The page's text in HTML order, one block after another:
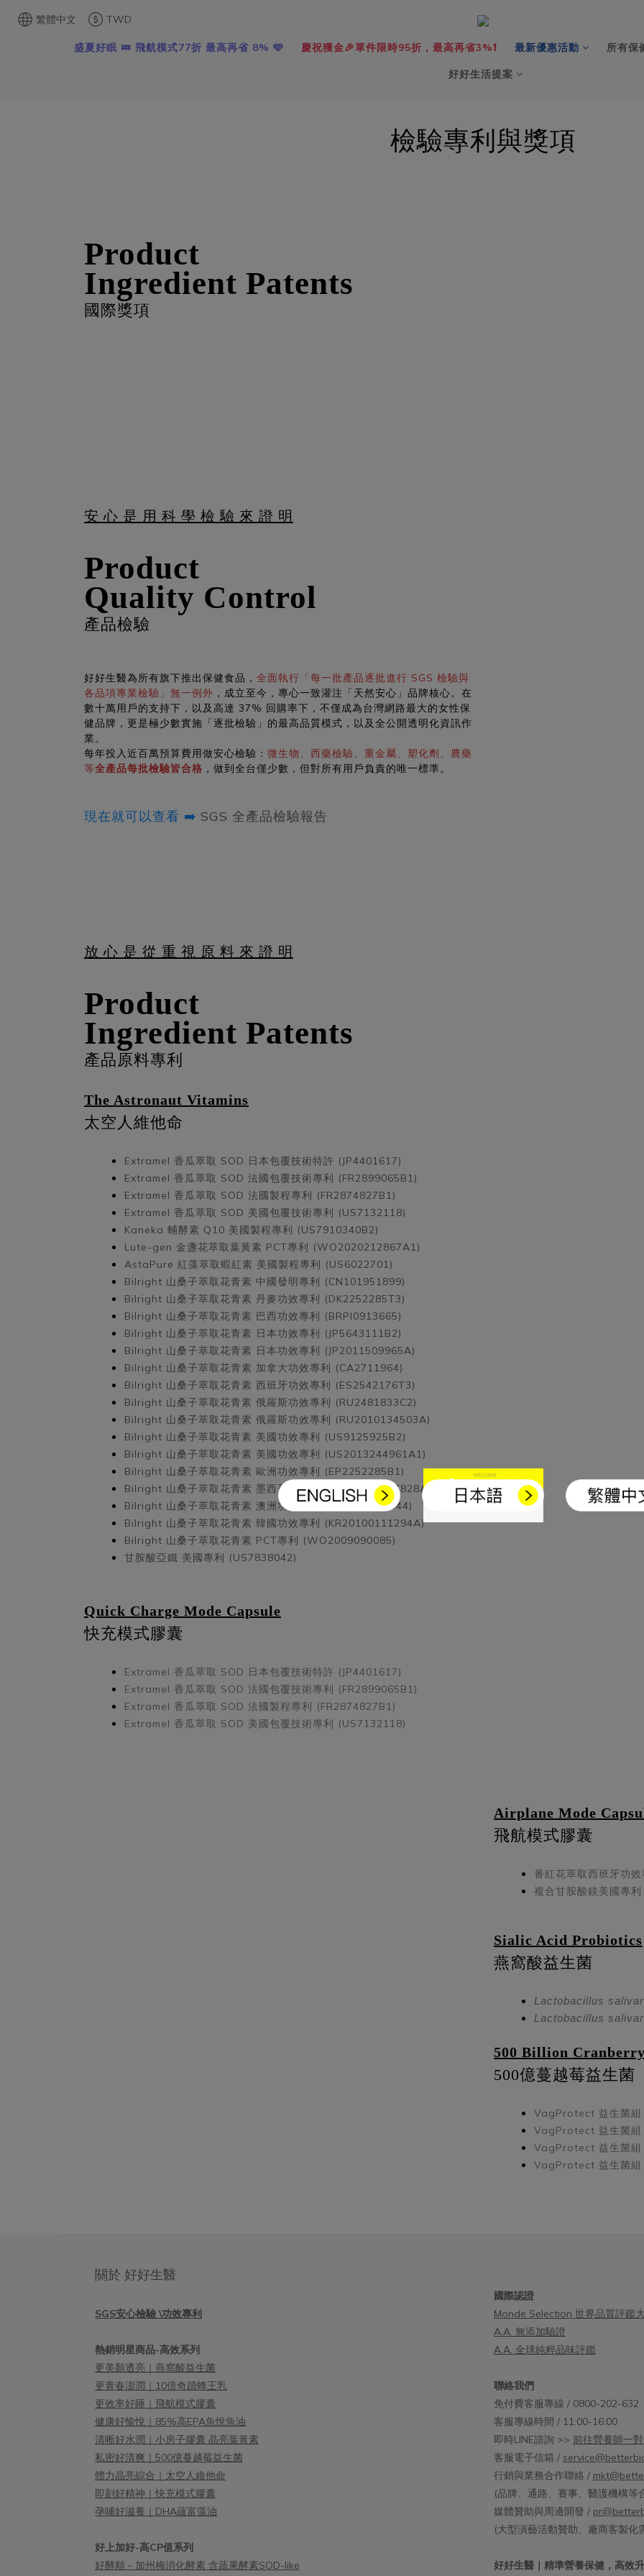
繁體中文 TWD
盛夏好眠 💤 飛航模式77折 最高再省 8% 🩵 慶祝獲金🎉單件限時95折，最高再省3%❗️ 最新優惠活動 所有保
好好生活提案
檢驗專利與獎項
Product
Ingredient Patents
國際獎項
安 心 是 用 科 學 檢 驗 來 證 明
Product
Quality Control
產品檢驗
好好生醫為所有旗下推出保健食品， 全面執行「每一批產品逐批進行 SGS 檢驗與
各品項專業檢驗」無一例外 ，成立至今，專心一致灌注「天然安心」品牌核心。在
數十萬用戶的支持下，以及高達 37% 回購率下，不僅成為台灣網路最大的女性保
健品牌，更是極少數實施「逐批檢驗」的最高品質模式，以及全公開透明化資訊作
業。
每年投入近百萬預算費用做安心檢驗： 微生物、西藥檢驗、重金屬、塑化劑、農藥
等全產品每批檢驗皆合格 ，做到全台僅少數，但對所有用戶負責的唯一標準。
現在就可以查看 ➡️ SGS 全產品檢驗報告
放 心 是 從 重 視 原 料 來 證 明
Product
Ingredient Patents
產品原料專利
The Astronaut Vitamins
太空人維他命
Extramel 香瓜萃取 SOD 日本包覆技術特許 (JP4401617)
Extramel 香瓜萃取 SOD 法國包覆技術專利 (FR2899065B1)
Extramel 香瓜萃取 SOD 法國製程專利 (FR2874827B1)
Extramel 香瓜萃取 SOD 美國包覆技術專利 (US7132118)
Kaneka 輔酵素 Q10 美國製程專利 (US7910340B2)
Lute-gen 金盞花萃取葉黃素 PCT專利 (WO2020212867A1)
AstaPure 紅藻萃取蝦紅素 美國製程專利 (US6022701)
Bilright 山桑子萃取花青素 中國發明專利 (CN101951899)
Bilright 山桑子萃取花青素 丹麥功效專利 (DK2252285T3)
Bilright 山桑子萃取花青素 巴西功效專利 (BRPI0913665)
Bilright 山桑子萃取花青素 日本功效專利 (JP5643111B2)
Bilright 山桑子萃取花青素 日本功效專利 (JP2011509965A)
Bilright 山桑子萃取花青素 加拿大功效專利 (CA2711964)
Bilright 山桑子萃取花青素 西班牙功效專利 (ES2542176T3)
Bilright 山桑子萃取花青素 俄羅斯功效專利 (RU2481833C2)
Bilright 山桑子萃取花青素 俄羅斯功效專利 (RU2010134503A)
Bilright 山桑子萃取花青素 美國功效專利 (US9125925B2)
Bilright 山桑子萃取花青素 美國功效專利 (US2013244961A1)
Bilright 山桑子萃取花青素 歐洲功效專利 (EP2252285B1)
Bilright 山桑子萃取花青素 墨西哥功效專利 (MX2010007828A)
Bilright 山桑子萃取花青素 澳洲功效專利 (AU2009204944)
Bilright 山桑子萃取花青素 韓國功效專利 (KR20100111294A)
Bilright 山桑子萃取花青素 PCT專利 (WO2009090085)
甘胺酸亞鐵 美國專利 (US7838042)
Quick Charge Mode Capsule
快充模式膠囊
Extramel 香瓜萃取 SOD 日本包覆技術特許 (JP4401617)
Extramel 香瓜萃取 SOD 法國包覆技術專利 (FR2899065B1)
Extramel 香瓜萃取 SOD 法國製程專利 (FR2874827B1)
Extramel 香瓜萃取 SOD 美國包覆技術專利 (US7132118)
Airplane Mode
飛航模式膠囊
番紅花萃取西班牙功
複合甘胺酸鎂美國專
Sialic Acid Probiotics
燕窩酸益生菌
Lactobacillus
Lactobacillus
500 Billion
500億蔓越莓益生菌
VagProtect 益生菌組
VagProtect 益生菌組
VagProtect 益生菌組
VagProtect 益生菌組
關於 好好生醫
SGS安心檢驗 \功效專利
熱銷明星商品-高效系列
更美顏透亮｜燕窩酸益生菌
更青春澎潤｜10倍奇蹟蜂王乳
更效率好睡｜飛航模式膠囊
健康好愉悅｜85%高EPA魚悅魚油
清晰好水潤｜小房子膠囊 晶亮葉黃素
私密好清爽｜500億蔓越莓益生菌
體力晶亮綜合｜太空人維他命
即刻好精神｜快充模式膠囊
孕哺好滋養｜DHA蘊富藻油
好上加好-高CP值系列
好酵順－加州梅消化酵素 含蔬果酵素SOD-like
國際認證
Monde Selection 世界品質評鑑
A.A. 無添加驗證
A.A. 全球純粹品味評鑑
聯絡我們
免付費客服專線 / 0800-202-632
客服專線時間 / 11:00-16:00
即時LINE諮詢 >> 前往營養師一
客服電子信箱 /
行銷與業務合作聯絡 /
(品牌、通路、賽事、醫護機構等
媒體贊助與周邊開發 /
(大型演藝活動贊助、廠商客製化
好好生醫｜精準營養保健，高效